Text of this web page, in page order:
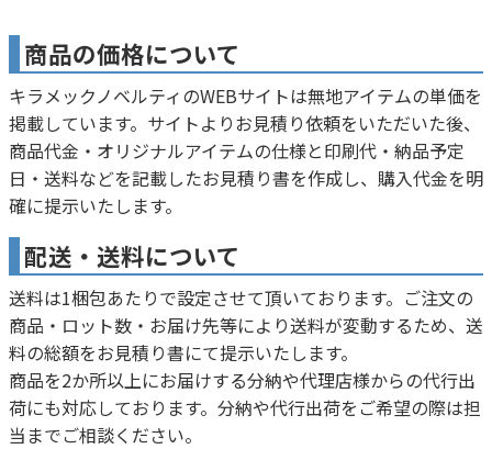
商品の価格について
キラメックノベルティのWEBサイトは無地アイテムの単価を
掲載しています。サイトよりお見積り依頼をいただいた後、
商品代金・オリジナルアイテムの仕様と印刷代・納品予定
日・送料などを記載したお見積り書を作成し、購入代金を明
確に提示いたします。
配送・送料について
送料は1梱包あたりで設定させて頂いております。ご注文の
商品・ロット数・お届け先等により送料が変動するため、送
料の総額をお見積り書にて提示いたします。
商品を2か所以上にお届けする分納や代理店様からの代行出
荷にも対応しております。分納や代行出荷をご希望の際は担
当までご相談ください。